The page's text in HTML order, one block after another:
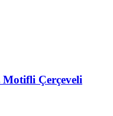
Çerçeveli